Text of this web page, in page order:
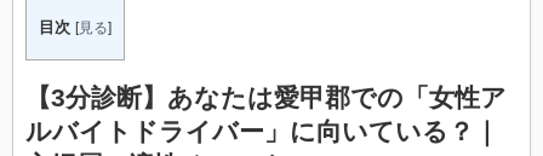
目次 [見る]
【3分診断】あなたは愛甲郡での「女性ア
ルバイトドライバー」に向いている？｜